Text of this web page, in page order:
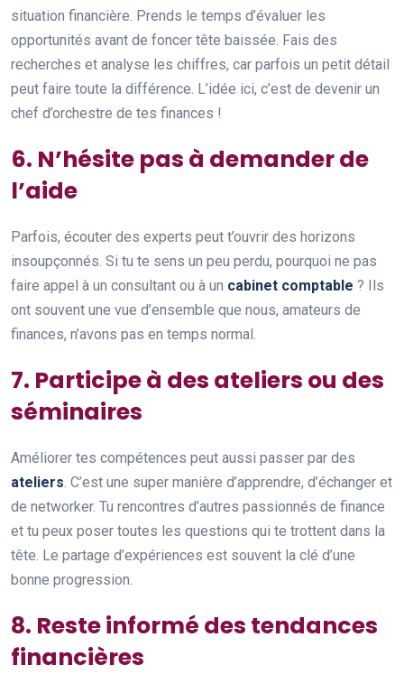
situation financière. Prends le temps d’évaluer les
opportunités avant de foncer tête baissée. Fais des
recherches et analyse les chiffres, car parfois un petit détail
peut faire toute la différence. L’idée ici, c’est de devenir un
chef d’orchestre de tes finances !
6. N’hésite pas à demander de
l’aide
Parfois, écouter des experts peut t’ouvrir des horizons
insoupçonnés. Si tu te sens un peu perdu, pourquoi ne pas
faire appel à un consultant ou à un cabinet comptable ? Ils
ont souvent une vue d’ensemble que nous, amateurs de
finances, n’avons pas en temps normal.
7. Participe à des ateliers ou des
séminaires
Améliorer tes compétences peut aussi passer par des
ateliers. C’est une super manière d’apprendre, d’échanger et
de networker. Tu rencontres d’autres passionnés de finance
et tu peux poser toutes les questions qui te trottent dans la
tête. Le partage d’expériences est souvent la clé d’une
bonne progression.
8. Reste informé des tendances
financières